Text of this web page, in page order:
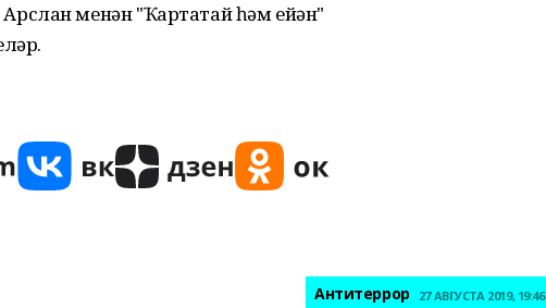
Арслан менән "Ҡартатай һәм ейән"
Антитеррор 27 АВГУСТА 2019, 19:46